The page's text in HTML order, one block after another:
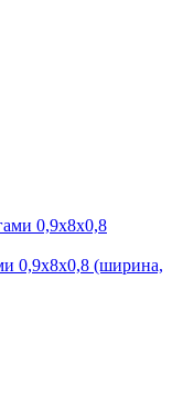
0,9х8х0,8 (ширина,